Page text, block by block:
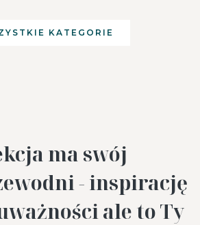
KATEGORIE
ma swój
- inspirację
ale to Ty